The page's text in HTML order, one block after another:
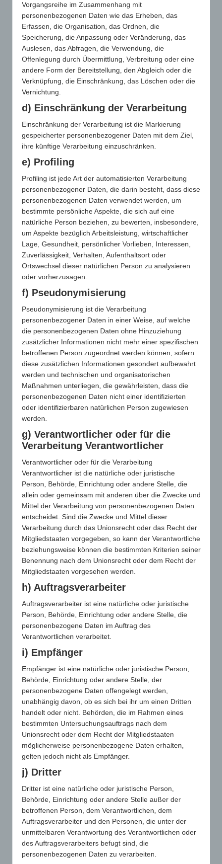
DIE ERINNERUNG
AN DIE
WERBEBOTSCHAFT
BEI WERBEARTIKELN
IST DEUTLICH
HÖHER ALS BEI
ANDEREN MEDIEN
„Erinnere mich an den Marken- bzw.
Unternehmensnamen des werbenden
Unternehmens“
Während sich beim Einsatz von
Werbeartikeln rund 70 Prozent aller
Umworbenen an die Marke oder das
werbende Unternehmen erinnern, stürzt
die Erinnerungsquote bei anderen Medien
auf unter 30 Prozent ab. Ein Beleg für die
vielen Vorteile gegenüber klassischen
Werbemedien – und das selbst bei kleinen
Budgets.
PROBIEREN SIE'S AUS
LANGE
WIRKUNGSDAU
WERBEARTIKEL SIND
LANGFRISTIG IM
BESITZ: DIE
WERBEBOTSCHAFT
KANN MEHRFACH
UND ÜBER LANGE
ZEIT WIRKEN
„Seit wann besitzen Sie diese
Vorgangsreihe im Zusammenhang mit
personenbezogenen Daten wie das Erheben, das
Erfassen, die Organisation, das Ordnen, die
Speicherung, die Anpassung oder Veränderung, das
Auslesen, das Abfragen, die Verwendung, die
Offenlegung durch Übermittlung, Verbreitung oder eine
andere Form der Bereitstellung, den Abgleich oder die
Verknüpfung, die Einschränkung, das Löschen oder die
Vernichtung.
d) Einschränkung der Verarbeitung
Einschränkung der Verarbeitung ist die Markierung
gespeicherter personenbezogener Daten mit dem Ziel,
ihre künftige Verarbeitung einzuschränken.
e) Profiling
Profiling ist jede Art der automatisierten Verarbeitung
personenbezogener Daten, die darin besteht, dass diese
personenbezogenen Daten verwendet werden, um
bestimmte persönliche Aspekte, die sich auf eine
natürliche Person beziehen, zu bewerten, insbesondere,
um Aspekte bezüglich Arbeitsleistung, wirtschaftlicher
Lage, Gesundheit, persönlicher Vorlieben, Interessen,
Zuverlässigkeit, Verhalten, Aufenthaltsort oder
Ortswechsel dieser natürlichen Person zu analysieren
oder vorherzusagen.
f) Pseudonymisierung
Pseudonymisierung ist die Verarbeitung
personenbezogener Daten in einer Weise, auf welche
die personenbezogenen Daten ohne Hinzuziehung
zusätzlicher Informationen nicht mehr einer spezifischen
betroffenen Person zugeordnet werden können, sofern
diese zusätzlichen Informationen gesondert aufbewahrt
werden und technischen und organisatorischen
Maßnahmen unterliegen, die gewährleisten, dass die
personenbezogenen Daten nicht einer identifizierten
oder identifizierbaren natürlichen Person zugewiesen
werden.
g) Verantwortlicher oder für die
Verarbeitung Verantwortlicher
Verantwortlicher oder für die Verarbeitung
Verantwortlicher ist die natürliche oder juristische
Person, Behörde, Einrichtung oder andere Stelle, die
allein oder gemeinsam mit anderen über die Zwecke und
Mittel der Verarbeitung von personenbezogenen Daten
entscheidet. Sind die Zwecke und Mittel dieser
Verarbeitung durch das Unionsrecht oder das Recht der
Mitgliedstaaten vorgegeben, so kann der Verantwortliche
beziehungsweise können die bestimmten Kriterien seiner
Benennung nach dem Unionsrecht oder dem Recht der
Mitgliedstaaten vorgesehen werden.
h) Auftragsverarbeiter
Auftragsverarbeiter ist eine natürliche oder juristische
Person, Behörde, Einrichtung oder andere Stelle, die
personenbezogene Daten im Auftrag des
Verantwortlichen verarbeitet.
i) Empfänger
Empfänger ist eine natürliche oder juristische Person,
Behörde, Einrichtung oder andere Stelle, der
personenbezogene Daten offengelegt werden,
unabhängig davon, ob es sich bei ihr um einen Dritten
handelt oder nicht. Behörden, die im Rahmen eines
bestimmten Untersuchungsauftrags nach dem
Unionsrecht oder dem Recht der Mitgliedstaaten
möglicherweise personenbezogene Daten erhalten,
gelten jedoch nicht als Empfänger.
j) Dritter
Dritter ist eine natürliche oder juristische Person,
Behörde, Einrichtung oder andere Stelle außer der
betroffenen Person, dem Verantwortlichen, dem
Auftragsverarbeiter und den Personen, die unter der
unmittelbaren Verantwortung des Verantwortlichen oder
des Auftragsverarbeiters befugt sind, die
personenbezogenen Daten zu verarbeiten.